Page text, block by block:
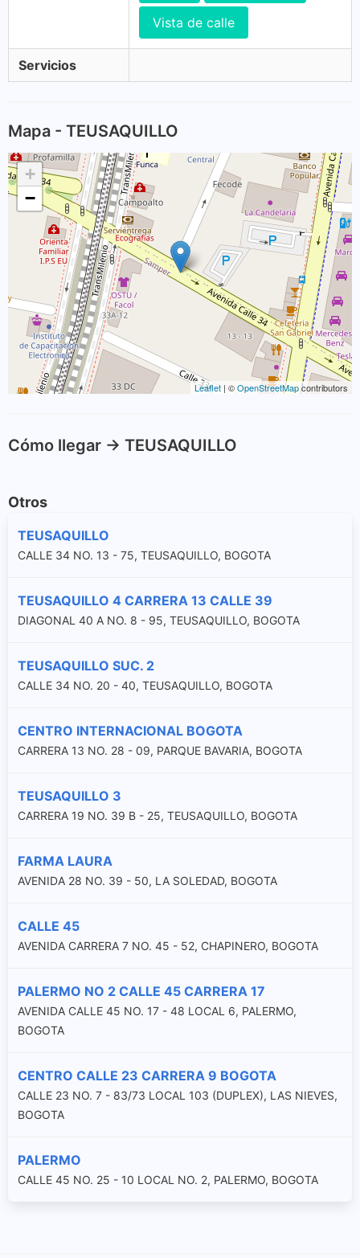
Vista de calle
Servicios
Mapa - TEUSAQUILLO
+
−
Leaflet | ©OpenStreetMapcontributors
Cómo llegar -> TEUSAQUILLO
Otros
TEUSAQUILLO
CALLE 34 NO. 13 - 75, TEUSAQUILLO, BOGOTA
TEUSAQUILLO 4 CARRERA 13 CALLE 39
DIAGONAL 40 A NO. 8 - 95, TEUSAQUILLO, BOGOTA
TEUSAQUILLO SUC. 2
CALLE 34 NO. 20 - 40, TEUSAQUILLO, BOGOTA
CENTRO INTERNACIONAL BOGOTA
CARRERA 13 NO. 28 - 09, PARQUE BAVARIA, BOGOTA
TEUSAQUILLO 3
CARRERA 19 NO. 39 B - 25, TEUSAQUILLO, BOGOTA
FARMA LAURA
AVENIDA 28 NO. 39 - 50, LA SOLEDAD, BOGOTA
CALLE 45
AVENIDA CARRERA 7 NO. 45 - 52, CHAPINERO, BOGOTA
PALERMO NO 2 CALLE 45 CARRERA 17
AVENIDA CALLE 45 NO. 17 - 48 LOCAL 6, PALERMO,
BOGOTA
CENTRO CALLE 23 CARRERA 9 BOGOTA
CALLE 23 NO. 7 - 83/73 LOCAL 103 (DUPLEX), LAS NIEVES,
BOGOTA
PALERMO
CALLE 45 NO. 25 - 10 LOCAL NO. 2, PALERMO, BOGOTA